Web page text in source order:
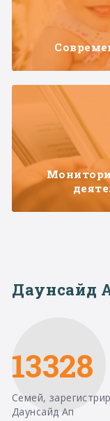
Даунсайд
13328
Семей,
Даунсайд Ап